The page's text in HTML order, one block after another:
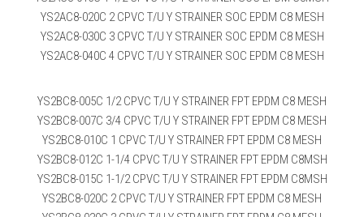
YS2AC8-020C 2 CPVC T/U Y STRAINER SOC EPDM C8 MESH
YS2AC8-030C 3 CPVC T/U Y STRAINER SOC EPDM C8 MESH
YS2AC8-040C 4 CPVC T/U Y STRAINER SOC EPDM C8 MESH
YS2BC8-005C 1/2 CPVC T/U Y STRAINER FPT EPDM C8 MESH
YS2BC8-007C 3/4 CPVC T/U Y STRAINER FPT EPDM C8 MESH
YS2BC8-010C 1 CPVC T/U Y STRAINER FPT EPDM C8 MESH
YS2BC8-012C 1-1/4 CPVC T/U Y STRAINER FPT EPDM C8MSH
YS2BC8-015C 1-1/2 CPVC T/U Y STRAINER FPT EPDM C8MSH
YS2BC8-020C 2 CPVC T/U Y STRAINER FPT EPDM C8 MESH